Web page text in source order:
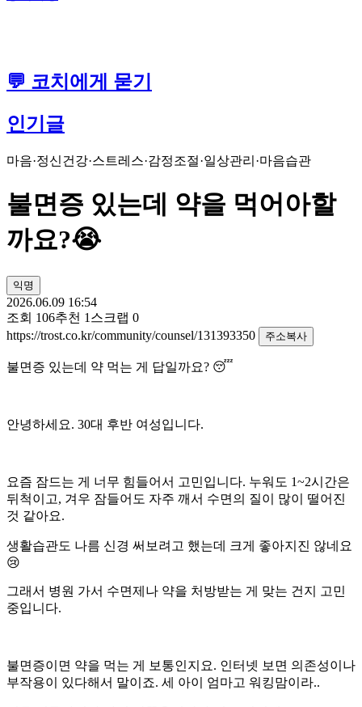
💬 코치에게 묻기
인기글
마음·정신건강·스트레스·감정조절·일상관리·마음습관
불면증 있는데 약을 먹어아할
까요?😭
익명
2026.06.09 16:54
조회 106추천 1 스크랩 0
https://trost.co.kr/community/counsel/131393350
주소복사
불면증 있는데 약 먹는 게 답일까요? 😴
안녕하세요. 30대 후반 여성입니다.
요즘 잠드는 게 너무 힘들어서 고민입니다. 누워도 1~2시간은
뒤척이고, 겨우 잠들어도 자주 깨서 수면의 질이 많이 떨어진
것 같아요.
생활습관도 나름 신경 써보려고 했는데 크게 좋아지진 않네요
😢
그래서 병원 가서 수면제나 약을 처방받는 게 맞는 건지 고민
중입니다.
불면증이면 약을 먹는 게 보통인지요. 인터넷 보면 의존성이나
부작용이 있다해서 말이죠. 세 아이 엄마고 워킹맘이라..